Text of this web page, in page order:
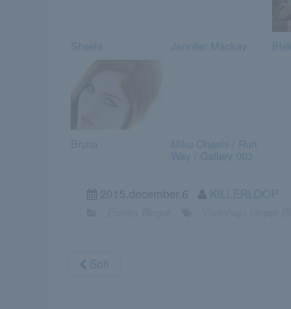
Sheela Jennifer Mackay Blake
Bruna Miku Ohashi / Run
Way / Gallery 003
KILLERLOOP
Sofi